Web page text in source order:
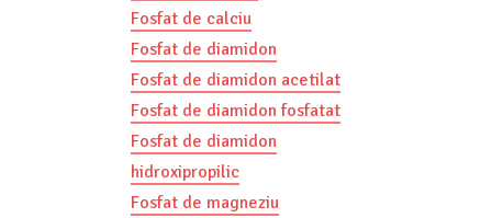
Fosfat de calciu
Fosfat de diamidon
Fosfat de diamidon acetilat
Fosfat de diamidon fosfatat
Fosfat de diamidon
hidroxipropilic
Fosfat de magneziu